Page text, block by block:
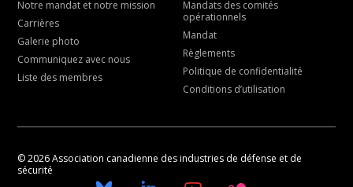
Notre mandat et notre mission
Carrières
Galerie photo
Communiquez avec nous
Liste des membres
Mandats des comités
opérationnels
Mandat
Règlements
Politique de confidentialité
Conditions d’utilisation
© 2026 Association canadienne des industries de défense et de
sécurité